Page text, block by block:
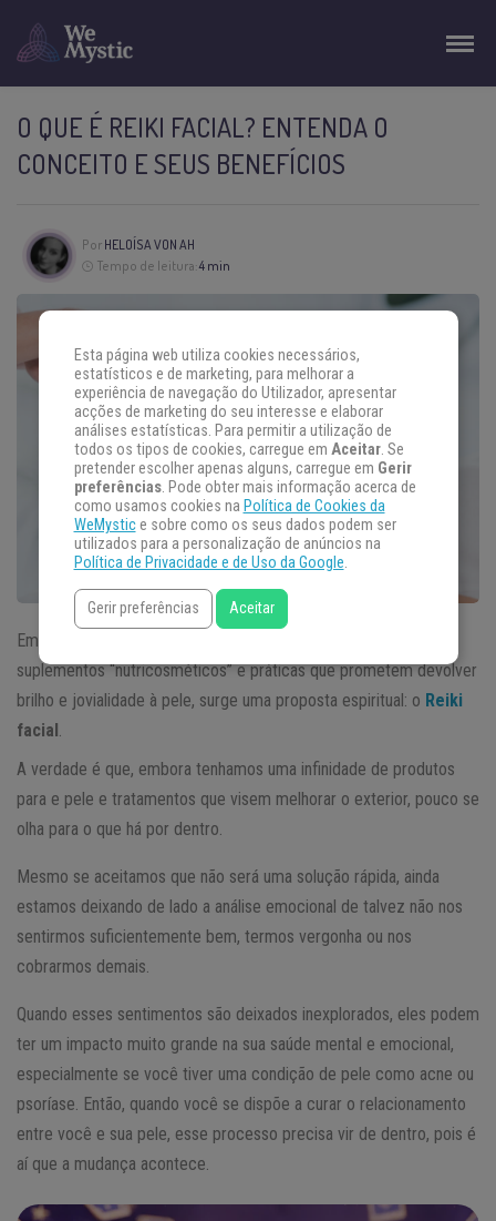
O QUE É REIKI FACIAL? ENTENDA O
CONCEITO E SEUS BENEFÍCIOS
Por HELOÍSA VON AH
Tempo de leitura:4 min
Em algum lugar, juntamente com as rotinas de
suplementos “nutricosméticos” e práticas que prometem devolver
brilho e jovialidade à pele, surge uma proposta espiritual: o Reiki
facial
A verdade é que, embora tenhamos uma infinidade de produtos
para e pele e tratamentos que visem melhorar o exterior, pouco se
olha para o que há por dentro.
Mesmo se aceitamos que não será uma solução rápida, ainda
estamos deixando de lado a análise emocional de talvez não nos
sentirmos suficientemente bem, termos vergonha ou nos
cobrarmos demais.
Quando esses sentimentos são deixados inexplorados, eles podem
ter um impacto muito grande na sua saúde mental e emocional,
especialmente se você tiver uma condição de pele como acne ou
psoríase. Então, quando você se dispõe a curar o relacionamento
entre você e sua pele, esse processo precisa vir de dentro, pois é
aí que a mudança acontece.
Esta página web utiliza cookies necessários,
estatísticos e de marketing, para melhorar a
experiência de navegação do Utilizador, apresentar
acções de marketing do seu interesse e elaborar
análises estatísticas. Para permitir a utilização de
todos os tipos de cookies, carregue em Aceitar. Se
pretender escolher apenas alguns, carregue em Gerir
preferências. Pode obter mais informação acerca de
como usamos cookies na Política de Cookies da
WeMystice sobre como os seus dados podem ser
utilizados para a personalização de anúncios na
Política de Privacidade e de Uso da Google.
Gerir preferências Aceitar